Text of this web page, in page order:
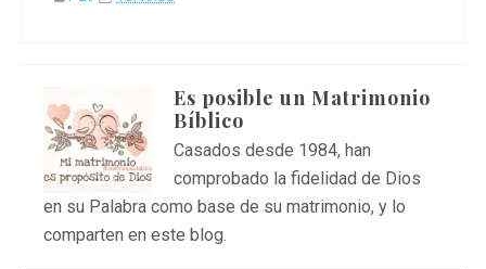
Es posible un Matrimonio
Bíblico
Casados desde 1984, han
comprobado la fidelidad de Dios
en su Palabra como base de su matrimonio, y lo
comparten en este blog.